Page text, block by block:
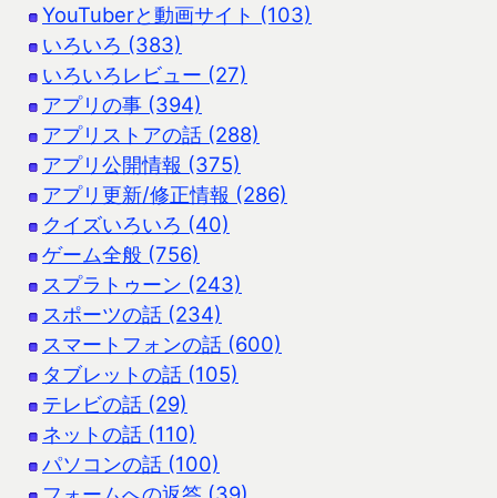
YouTuberと動画サイト (103)
いろいろ (383)
いろいろレビュー (27)
アプリの事 (394)
アプリストアの話 (288)
アプリ公開情報 (375)
アプリ更新/修正情報 (286)
クイズいろいろ (40)
ゲーム全般 (756)
スプラトゥーン (243)
スポーツの話 (234)
スマートフォンの話 (600)
タブレットの話 (105)
テレビの話 (29)
ネットの話 (110)
パソコンの話 (100)